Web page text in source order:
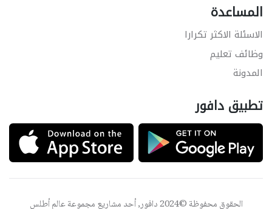
المساعدة
الاسئلة الاكثر تكرارا
وظائف تعليم
المدونة
تطبيق دافور
الحقوق محفوظة ©2024 دافور, أحد مشاريع مجموعة عالم أطلس